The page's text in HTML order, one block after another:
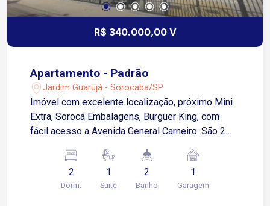
R$ 340.000,00 V
Apartamento - Padrão
Jardim Guarujá - Sorocaba/SP
Imóvel com excelente localização, próximo Mini
Extra, Sorocá Embalagens, Burguer King, com
fácil acesso a Avenida General Carneiro. São 2
sacada gourmet, 1 banheiro social, cozinha, área
de serviço e 1 garagem descoberta. Medidas
aproximadas: Sala 02 ambientes - 2,28 x 4,13
2
Dorm.
1
Suite
2
Banho
1
Garagem